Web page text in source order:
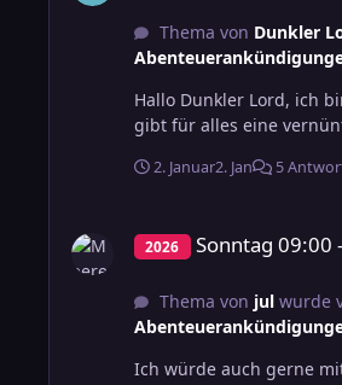
Thema von Dunkler
Hallo Dunkler Lord, ich
2. Januar2. Jan 5
2026 Sonntag 09:00
Thema von julwurde
Ich würde auch gerne